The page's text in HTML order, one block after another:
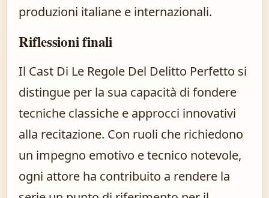
produzioni italiane e internazionali.
Riflessioni finali
Il Cast Di Le Regole Del Delitto Perfetto si
distingue per la sua capacità di fondere
tecniche classiche e approcci innovativi
alla recitazione. Con ruoli che richiedono
un impegno emotivo e tecnico notevole,
ogni attore ha contribuito a rendere la